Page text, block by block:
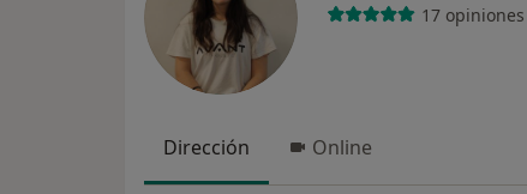
17 opiniones
Dirección Online